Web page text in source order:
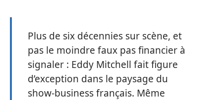
Plus de six décennies sur scène, et
pas le moindre faux pas financier à
signaler : Eddy Mitchell fait figure
d’exception dans le paysage du
show-business français. Même